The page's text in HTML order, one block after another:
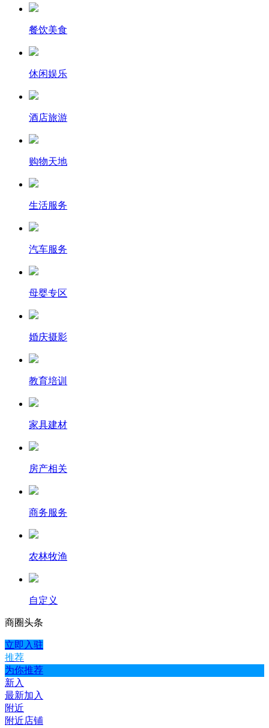
餐饮美食
休闲娱乐
酒店旅游
购物天地
生活服务
汽车服务
母婴专区
婚庆摄影
教育培训
家具建材
房产相关
商务服务
农林牧渔
自定义
商圈头条
立即入驻
推荐
为你推荐
新入
最新加入
附近
附近店铺